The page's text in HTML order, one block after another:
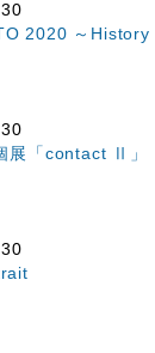
2020 ～History
展「contact Ⅱ」